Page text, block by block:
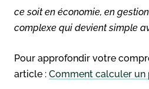
ce soit en économie, en
complexe qui devient simple
Pour approfondir votre
article : Comment calculer un